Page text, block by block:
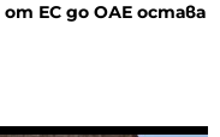
ЕС до ОАЕ остава